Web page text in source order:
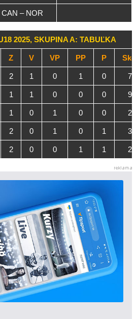
CAN – NOR
2025, SKUPINA A: TABUĽKA
Z V VP PP P
2 1 0 1 0
1 1 0 0 0
1 0 1 0 0
2 0 1 0 1
2 0 0 1 1